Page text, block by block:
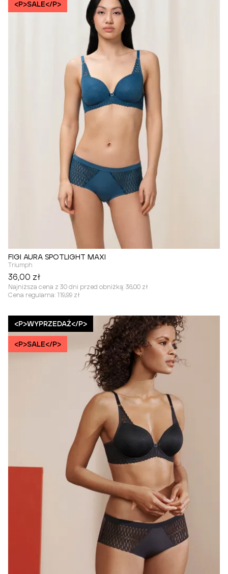
<P>SALE</P>
FIGI AURA SPOTLIGHT MAXI
Triumph
36,00 zł
Najniższa cena z 30 dni przed obniżką: 36,00 zł
Cena regularna: 119,99 zł
<P>WYPRZEDAŻ</P>
<P>SALE</P>